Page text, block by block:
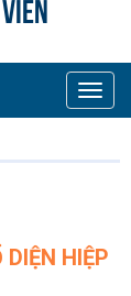
Toggle
HIỆP